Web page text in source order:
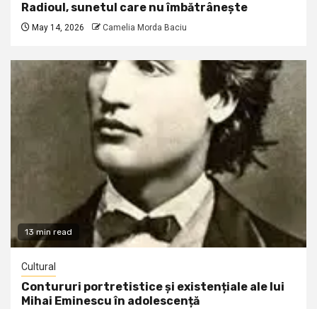
Radioul, sunetul care nu îmbătrânește
May 14, 2026 Camelia Morda Baciu
13 min read
Cultural
Contururi portretistice și existențiale ale lui
Mihai Eminescu în adolescență